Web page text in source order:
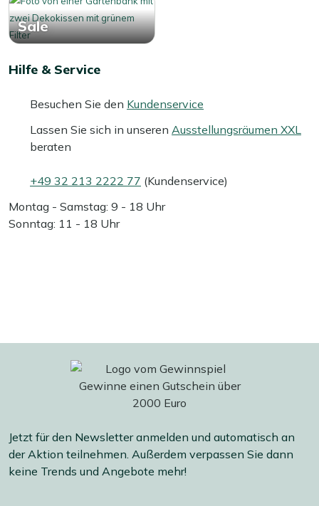
Sale
Hilfe & Service
Besuchen Sie den Kundenservice
Lassen Sie sich in unseren Ausstellungsräumen XXL
beraten
+49 32 213 2222 77 (Kundenservice)
Montag - Samstag: 9 - 18 Uhr
Sonntag: 11 - 18 Uhr
Jetzt für den Newsletter anmelden und automatisch an
der Aktion teilnehmen. Außerdem verpassen Sie dann
keine Trends und Angebote mehr!